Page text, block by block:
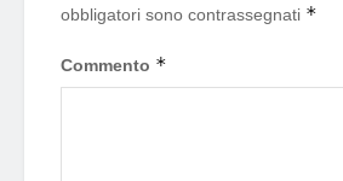
obbligatori sono contrassegnati *
Commento *